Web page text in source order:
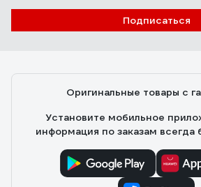
Подписаться
Оригинальные товары с
Установите мобильное
информация по заказам всегда